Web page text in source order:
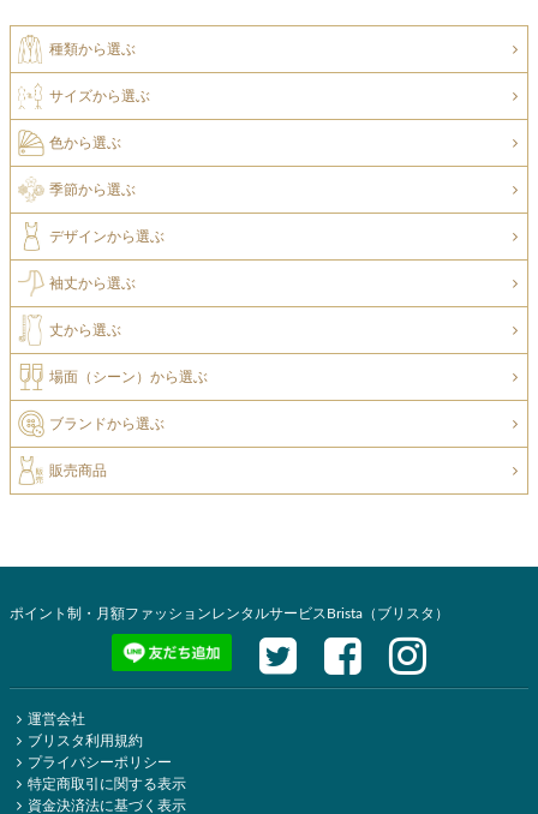
種類から選ぶ
サイズから選ぶ
色から選ぶ
季節から選ぶ
デザインから選ぶ
袖丈から選ぶ
丈から選ぶ
場面（シーン）から選ぶ
ブランドから選ぶ
販売商品
ポイント制・月額ファッションレンタルサービスBrista（ブリスタ）
運営会社
ブリスタ利用規約
プライバシーポリシー
特定商取引に関する表示
資金決済法に基づく表示